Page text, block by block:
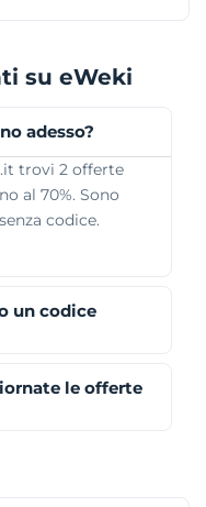
su eWeki
adesso?
trovi 2 offerte
al 70%. Sono
codice.
un codice
le offerte